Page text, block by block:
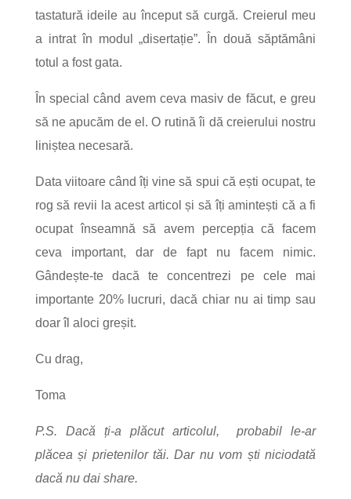
tastatură ideile au început să curgă. Creierul meu
a intrat în modul „disertație”. În două săptămâni
totul a fost gata.
În special când avem ceva masiv de făcut, e greu
să ne apucăm de el. O rutină îi dă creierului nostru
liniștea necesară.
Data viitoare când îți vine să spui că ești ocupat, te
rog să revii la acest articol și să îți amintești că a fi
ocupat înseamnă să avem percepția că facem
ceva important, dar de fapt nu facem nimic.
Gândește-te dacă te concentrezi pe cele mai
importante 20% lucruri, dacă chiar nu ai timp sau
doar îl aloci greșit.
Cu drag,
Toma
P.S. Dacă ți-a plăcut articolul, probabil le-ar
plăcea și prietenilor tăi. Dar nu vom ști niciodată
dacă nu dai share.